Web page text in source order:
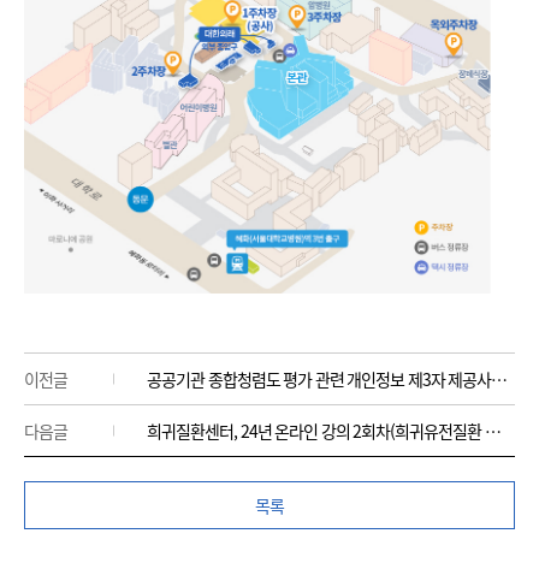
이전글 공공기관 종합청렴도 평가 관련 개인정보 제3자 제공사항 알림
다음글 희귀질환센터, 24년 온라인 강의 2회차(희귀유전질환 진단) 개최 안내
목록